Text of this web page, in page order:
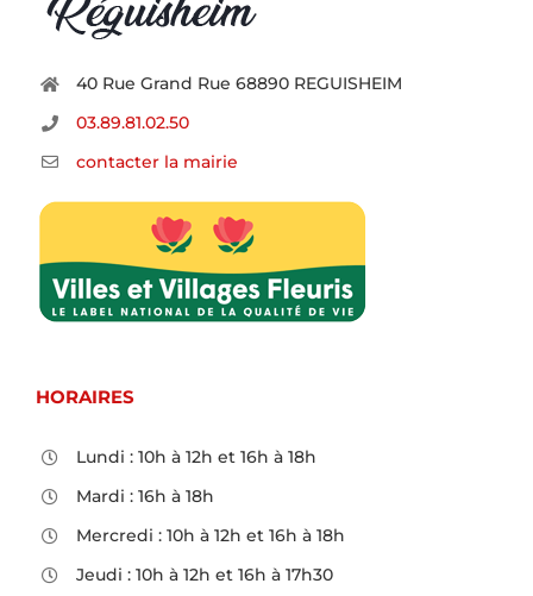
40 Rue Grand Rue 68890 REGUISHEIM
03.89.81.02.50
contacter la mairie
HORAIRES
Lundi : 10h à 12h et 16h à 18h
Mardi : 16h à 18h
Mercredi : 10h à 12h et 16h à 18h
Jeudi : 10h à 12h et 16h à 17h30